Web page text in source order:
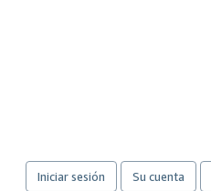
Iniciar sesión Su cuenta